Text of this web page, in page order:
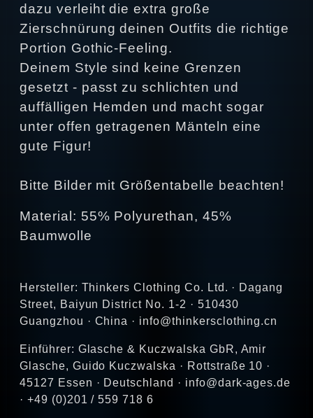
dazu verleiht die extra große
Zierschnürung deinen Outfits die richtige
Portion Gothic-Feeling.
Deinem Style sind keine Grenzen
gesetzt - passt zu schlichten und
auffälligen Hemden und macht sogar
unter offen getragenen Mänteln eine
gute Figur!
Bitte Bilder mit Größentabelle beachten!
Material: 55% Polyurethan, 45%
Baumwolle
Hersteller: Thinkers Clothing Co. Ltd. · Dagang
Street, Baiyun District No. 1-2 · 510430
Guangzhou · China · info@thinkersclothing.cn
Einführer: Glasche & Kuczwalska GbR, Amir
Glasche, Guido Kuczwalska · Rottstraße 10 ·
45127 Essen · Deutschland · info@dark-ages.de
· +49 (0)201 / 559 718 6